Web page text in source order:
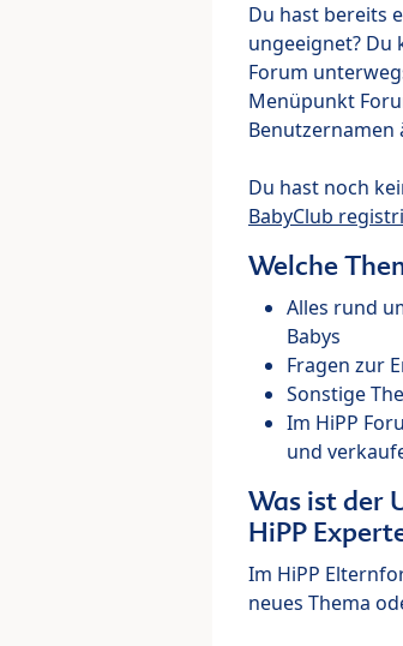
Du hast bereits
ungeeignet? Du
Forum
Menüpunkt
Benutzernamen
Du hast noch
BabyClub
Welche
Alles rund
Babys
Fragen zur
Sonstige
Im HiPP
und
Was ist der
HiPP
Im HiPP
neues Thema